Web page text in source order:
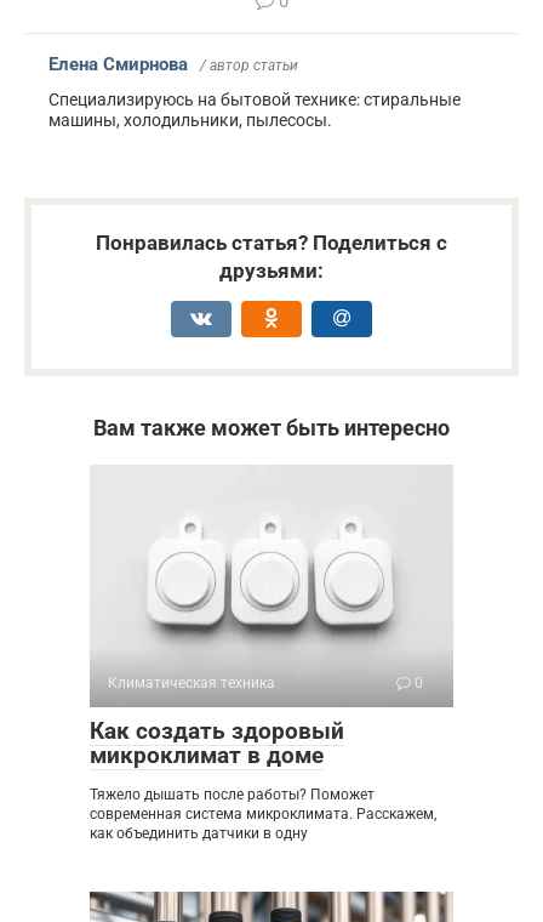
Елена Смирнова / автор статьи
Специализируюсь на бытовой технике: стиральные
машины, холодильники, пылесосы.
Понравилась статья? Поделиться с
друзьями:
Вам также может быть интересно
Климатическая техника 0
Как создать здоровый
микроклимат в доме
Тяжело дышать после работы? Поможет
современная система микроклимата. Расскажем,
как объединить датчики в одну